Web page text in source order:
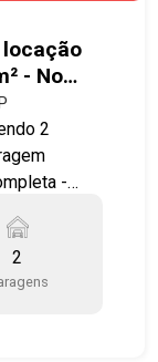
- No
2
-
ar
2